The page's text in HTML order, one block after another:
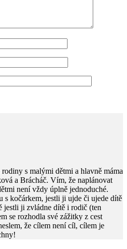
s malými dětmi a hlavně máma
a Brácháč. Vím, že naplánovat
není vždy úplně jednoduché.
s kočárkem, jestli ji ujde či ujede dítě
jestli ji zvládne dítě i rodič (ten
se rozhodla své zážitky z cest
že cílem není cíl, cílem je